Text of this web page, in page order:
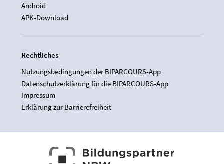
Android
APK-Download
Rechtliches
Nutzungsbedingungen der BIPARCOURS-App
Datenschutzerklärung für die BIPARCOURS-App
Impressum
Erklärung zur Barrierefreiheit